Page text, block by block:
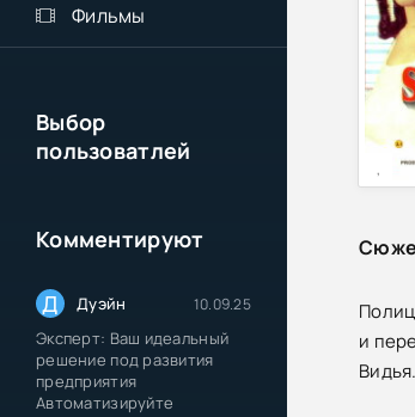
Фильмы
Выбор
пользоватлей
Комментируют
Д Дуэйн 10.09.25
Эксперт: Ваш идеальный
решение под развития
предприятия
Автоматизируйте
,
и